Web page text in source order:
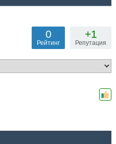
+1
Репутация
0
Рейтинг